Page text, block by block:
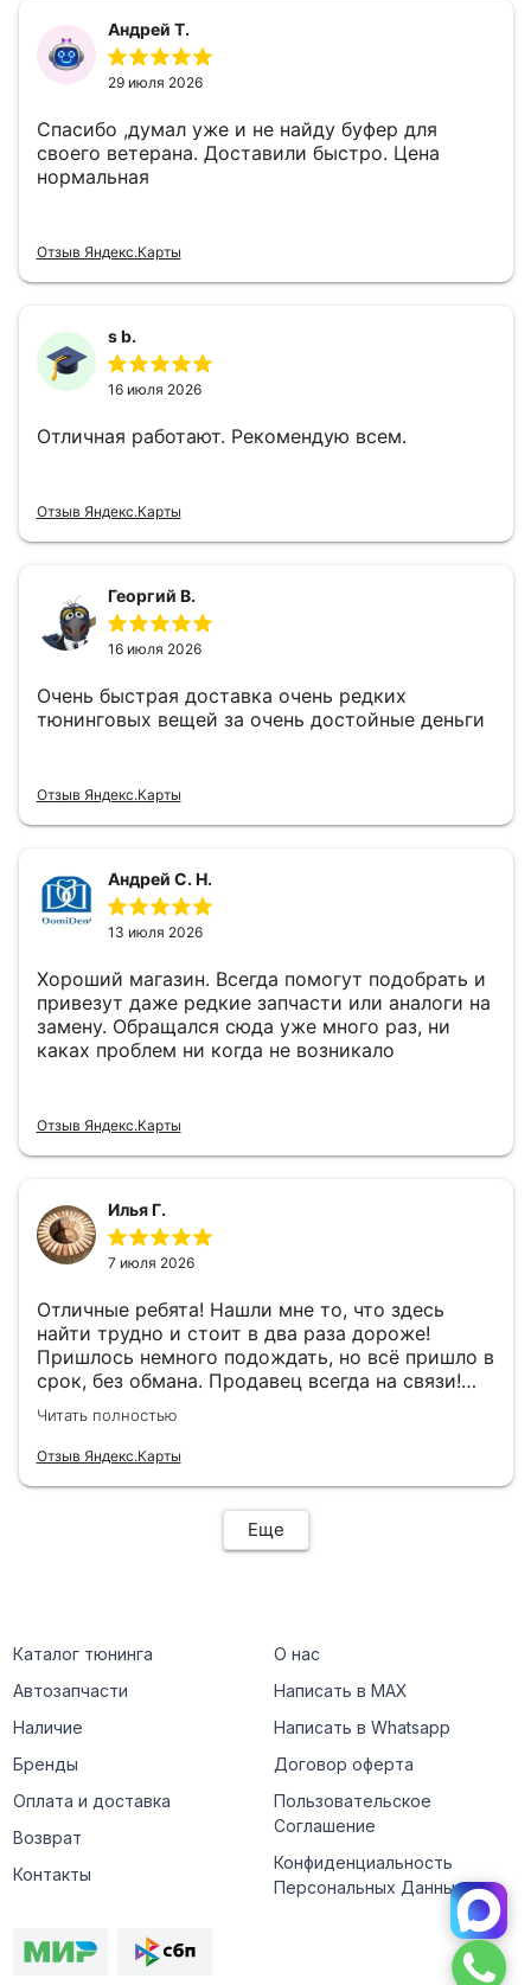
Андрей Т.
29 июля 2026
Спасибо ,думал уже и не найду буфер для
своего ветерана. Доставили быстро. Цена
нормальная
Отзыв Яндекс.Карты
s b.
16 июля 2026
Отличная работают. Рекомендую всем.
Отзыв Яндекс.Карты
Георгий В.
16 июля 2026
Очень быстрая доставка очень редких
тюнинговых вещей за очень достойные деньги
Отзыв Яндекс.Карты
Андрей С. Н.
13 июля 2026
Хороший магазин. Всегда помогут подобрать и
привезут даже редкие запчасти или аналоги на
замену. Обращался сюда уже много раз, ни
каках проблем ни когда не возникало
Отзыв Яндекс.Карты
Илья Г.
7 июля 2026
Отличные ребята! Нашли мне то, что здесь
найти трудно и стоит в два раза дороже!
Пришлось немного подождать, но всё пришло в
срок, без обмана. Продавец всегда на связи!
Буду ещё обращаться! 👍
Читать полностью
Отзыв Яндекс.Карты
Еще
Каталог тюнинга
Автозапчасти
Наличие
Бренды
Оплата и доставка
Возврат
Контакты
О нас
Написать в MAX
Написать в Whatsapp
Договор оферта
Пользовательское
Соглашение
Конфиденциальность
Персональных Данных